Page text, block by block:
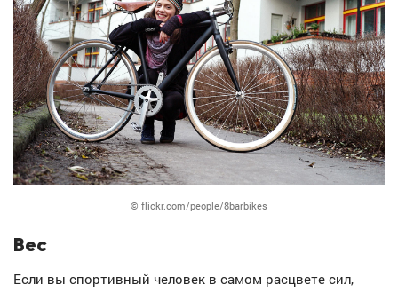
© flickr.com/people/8barbikes
Вес
Если вы спортивный человек в самом расцвете сил,